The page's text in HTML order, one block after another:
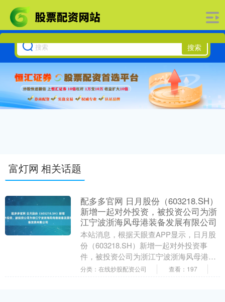
搜索
富灯网 相关话题
配多多官网 日月股份（603218.SH）
新增一起对外投资，被投资公司为浙
江宁波浙海风母港装备发展有限公司
本站消息，根据天眼查APP显示，日月股
份（603218.SH）新增一起对外投资事
件，被投资公司为浙江宁波浙海风母港装
备发展有限公司，法定代表人陶建根，投
分类：在线炒股配资公司 查看：197